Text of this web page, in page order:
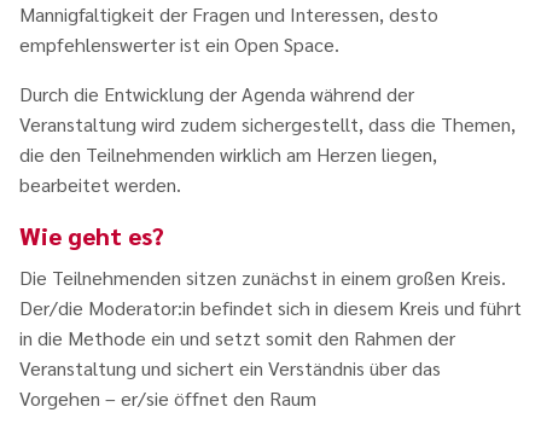
Mannigfaltigkeit der Fragen und Interessen, desto
empfehlenswerter ist ein Open Space.
Durch die Entwicklung der Agenda während der
Veranstaltung wird zudem sichergestellt, dass die Themen,
die den Teilnehmenden wirklich am Herzen liegen,
bearbeitet werden.
Wie geht es?
Die Teilnehmenden sitzen zunächst in einem großen Kreis.
Der/die Moderator:in befindet sich in diesem Kreis und führt
in die Methode ein und setzt somit den Rahmen der
Veranstaltung und sichert ein Verständnis über das
Vorgehen – er/sie öffnet den Raum